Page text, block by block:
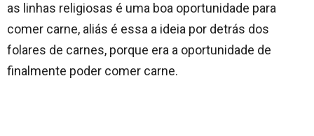
as linhas religiosas é uma boa oportunidade para
comer carne, aliás é essa a ideia por detrás dos
folares de carnes, porque era a oportunidade de
finalmente poder comer carne.